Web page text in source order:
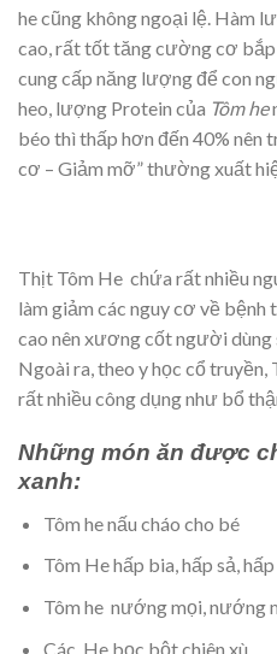
he cũng không ngoại lệ. Hàm
cao, rất tốt tăng cường cơ
cung cấp năng lượng để con
heo, lượng Protein của Tôm he
béo thì thấp hơn đến 40% nên
cơ – Giảm mỡ” thường xuất
Thịt Tôm He chứa rất nhiều
làm giảm các nguy cơ về bệnh
cao nên xương cốt người dùng
Ngoài ra, theo y học cổ truyền,
rất nhiều công dụng như bổ
Những món ăn được
xanh:
Tôm he nấu cháo cho bé
Tôm He hấp bia, hấp sả,
Tôm he nướng mọi, nướng
Các He bọc bột chiên xù.